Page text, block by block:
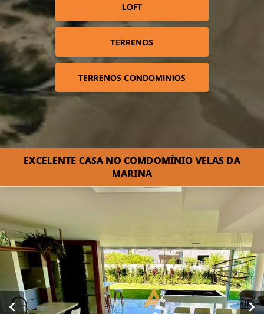
LOFT
TERRENOS
TERRENOS CONDOMINIOS
EXCELENTE CASA NO COMDOMÍNIO VELAS DA
MARINA